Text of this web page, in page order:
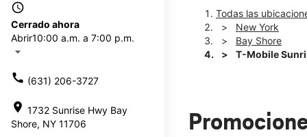
access_time
Cerrado ahora
Abrir10:00 a.m. a 7:00 p.m.
arrow_drop_down
call (631) 206-3727
location_on 1732 Sunrise Hwy Bay
Shore, NY 11706
Todas las
New York
Bay Shore
T-Mobile